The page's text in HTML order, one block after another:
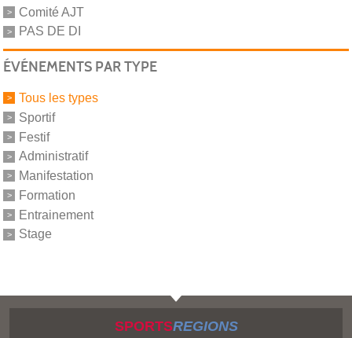
Comité AJT
PAS DE DI
ÉVÉNEMENTS PAR TYPE
Tous les types
Sportif
Festif
Administratif
Manifestation
Formation
Entrainement
Stage
SPORTSREGIONS